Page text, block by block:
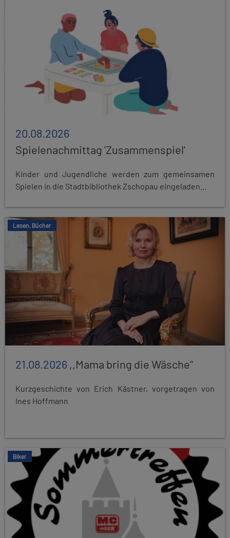
20.08.2026
Spielenachmittag 'Zusammenspiel'
Kinder und Jugendliche werden zum gemeinsamen
Spielen in die Stadtbibliothek Zschopau eingeladen...
Lesen, Bücher
21.08.2026 ,,Mama bring die Wäsche"
Kurzgeschichte von Erich Kästner, vorgetragen von
Ines Hoffmann
Biker